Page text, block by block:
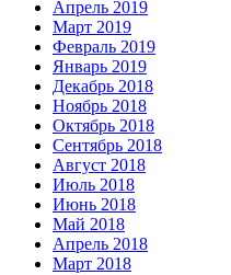
Апрель 2019
Март 2019
Февраль 2019
Январь 2019
Декабрь 2018
Ноябрь 2018
Октябрь 2018
Сентябрь 2018
Август 2018
Июль 2018
Июнь 2018
Май 2018
Апрель 2018
Март 2018